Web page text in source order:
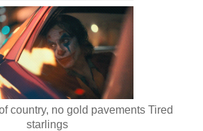
country, no gold pavements Tired
starlings